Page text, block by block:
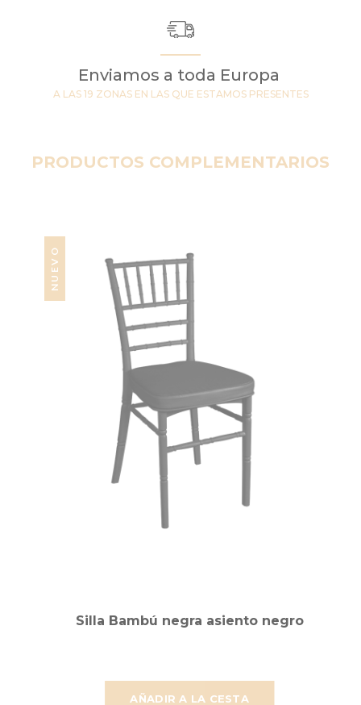
Enviamos a toda Europa
A LAS 19 ZONAS EN LAS QUE ESTAMOS PRESENTES
PRODUCTOS COMPLEMENTARIOS
NUEVO
AÑADIR A LA CESTA
Silla Bambú negra asiento negro